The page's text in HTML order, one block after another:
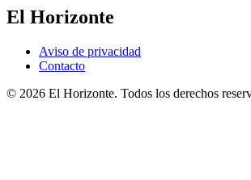
El Horizonte
Aviso de privacidad
Contacto
© 2026 El Horizonte. Todos los derechos